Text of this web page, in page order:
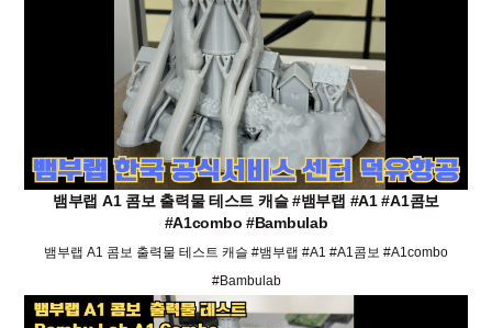
뱀부랩 A1 콤보 출력물 테스트 캐슬 #뱀부랩 #A1 #A1콤보
#A1combo #Bambulab
뱀부랩 A1 콤보 출력물 테스트 캐슬 #뱀부랩 #A1 #A1콤보 #A1combo
#Bambulab